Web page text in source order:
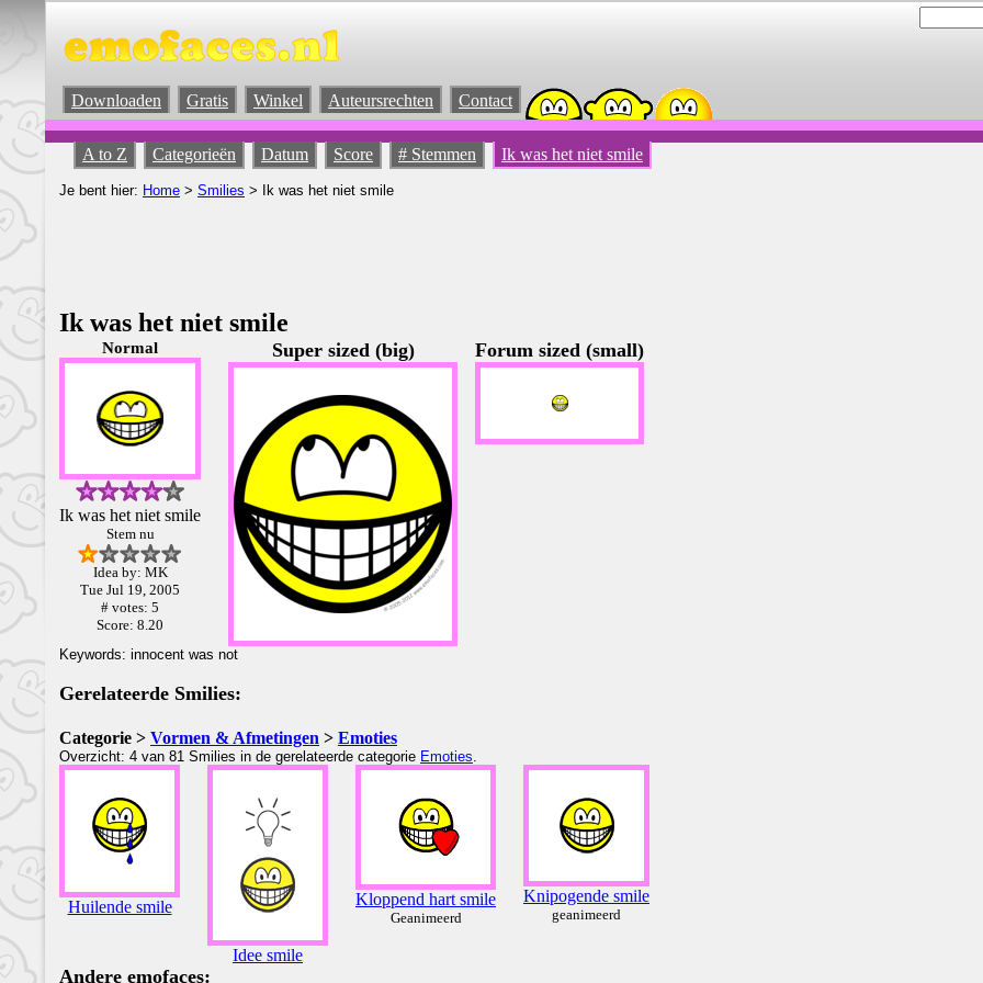
Downloaden Gratis Winkel Auteursrechten Contact
A to Z Categorieën Datum Score # Stemmen Ik was het niet smile
Je bent hier: Home > Smilies > Ik was het niet smile
Ik was het niet smile
Normal
Ik was het niet smile
Stem nu
Idea by: MK
Tue Jul 19, 2005
# votes: 5
Score: 8.20
Super sized (big) Forum sized (small)
Keywords: innocent was not
Gerelateerde Smilies:
Categorie > Vormen & Afmetingen > Emoties
Overzicht: 4 van 81 Smilies in de gerelateerde categorie Emoties.
Huilende smile
Idee smile
Kloppend hart smile
Geanimeerd
Knipogende smile
geanimeerd
Andere emofaces: